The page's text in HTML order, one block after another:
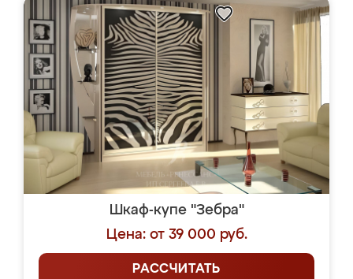
Шкаф-купе "Зебра"
Цена: от 39 000 руб.
РАССЧИТАТЬ